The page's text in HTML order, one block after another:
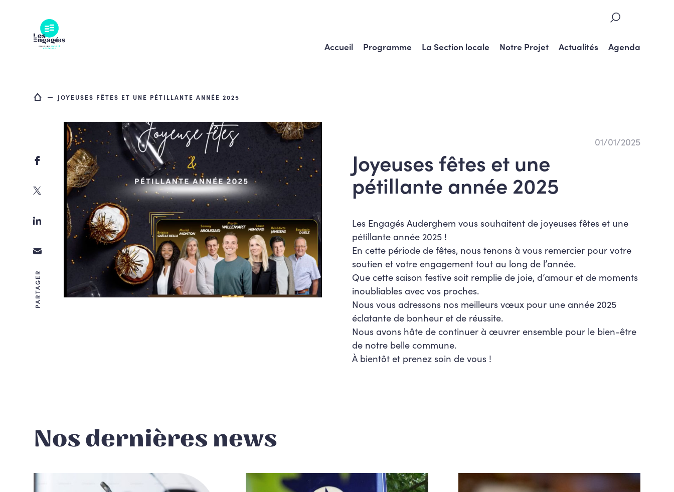
Accueil Programme La Section locale Notre Projet Actualités Agenda
PARTAGER
JOYEUSES FÊTES ET UNE PÉTILLANTE ANNÉE 2025
01/01/2025
Joyeuses fêtes et une
pétillante année 2025
Les Engagés Auderghem vous souhaitent de joyeuses fêtes et une
pétillante année 2025 !
En cette période de fêtes, nous tenons à vous remercier pour votre
soutien et votre engagement tout au long de l’année.
Que cette saison festive soit remplie de joie, d’amour et de moments
inoubliables avec vos proches.
Nous vous adressons nos meilleurs vœux pour une année 2025
éclatante de bonheur et de réussite.
Nous avons hâte de continuer à œuvrer ensemble pour le bien-être
de notre belle commune.
À bientôt et prenez soin de vous !
Nos dernières news